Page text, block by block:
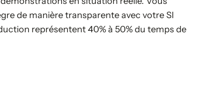
de manière transparente avec votre SI
représentent 40% à 50% du temps de